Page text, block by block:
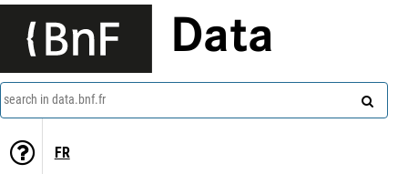
Data
search in data.bnf.fr
FR